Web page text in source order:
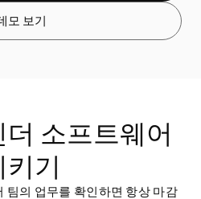
모 보기
소프트웨어
키기
팀의 업무를 확인하면 항상 마감